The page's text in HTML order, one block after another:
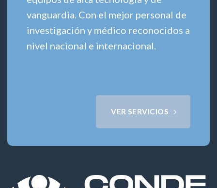
vanguardia. Con el mejor personal de
investigación y médico reconocidos a
nivel nacional e internacional.
VER SERVICIOS